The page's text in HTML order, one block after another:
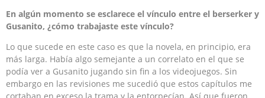
En algún momento se esclarece el vínculo entre el berserker y
Gusanito, ¿cómo trabajaste este vínculo?
Lo que sucede en este caso es que la novela, en principio, era
más larga. Había algo semejante a un correlato en el que se
podía ver a Gusanito jugando sin fin a los videojuegos. Sin
embargo en las revisiones me sucedió que estos capítulos me